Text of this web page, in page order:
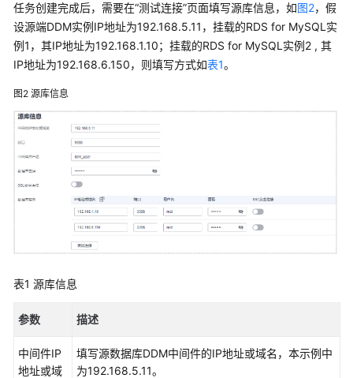
用
户
指
南
最
实
践
书
API
考
任务创建完成后，需要在“测试连接”页面填写源库信息，如图2，假
设源端DDM实例IP地址为192.168.5.11，挂载的RDS for MySQL实
例1，其IP地址为192.168.1.10；挂载的RDS for MySQL实例2 , 其
IP地址为192.168.6.150，则填写方式如表1。
图2 源库信息
表1 源库信息
参数 描述
中间件IP
地址或域
填写源数据库DDM中间件的IP地址或域名，本示例中
为192.168.5.11。